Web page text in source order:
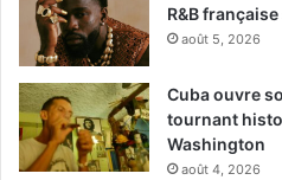
R&B
août 5, 2026
Cuba ouvre
tournant
Washington
août 4, 2026